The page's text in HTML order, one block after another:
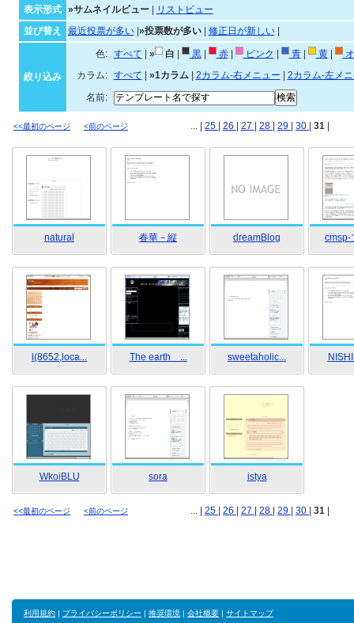
表示形式
»サムネイルビュー|
リストビュー
並び替え
最近投票が多い| »投票数が多い| 修正日が新しい|
絞り込み
色: すべて » 白 黒| 赤| ピンク 青| 黄|
カラム:
すべて »1カラム| 2カラム-右メニュー
2カラム-左メ
名前:
<<最初のページ <前のページ ... | 25 26 27 28 29 30 31
natural 春華－縦 dreamBlog cmsp-
l(8652,loca... The earth ... sweetaholic...
WkoiBLU sora istya
<<最初のページ <前のページ ... | 25 26 27 28 29 30 31
利用規約 | プライバシーポリシー | 推奨環境 | 会社概要 | サイトマップ